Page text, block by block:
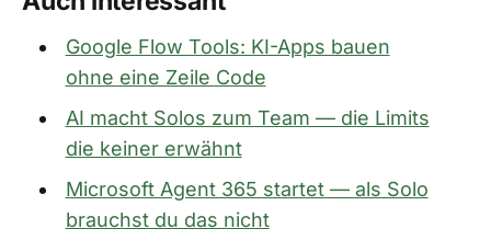
Google Flow Tools: KI-Apps bauen
ohne eine Zeile Code
AI macht Solos zum Team — die Limits
die keiner erwähnt
Microsoft Agent 365 startet — als Solo
brauchst du das nicht